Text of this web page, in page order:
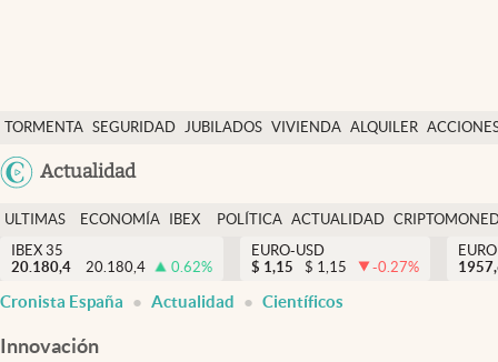
TORMENTA SEGURIDAD JUBILADOS VIVIENDA ALQUILER
Actualidad
Economía y finanzas
Política
Actualidad
Criptomonedas
España
ULTIMAS
NOTICIAS
ECONOMÍA
FINANZAS
IBEX
EURO
POLÍTICA ACTUALIDAD
IBEX 35
20.180,4
20.180,4 0.62%
EURO-USD
$ 1,15 $ 1,15 -0.27%
Cronista España Actualidad Científicos
Innovación